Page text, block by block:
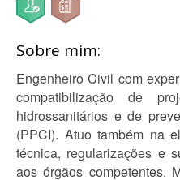
Sobre mim:
Engenheiro Civil com
compatibilização de
hidrossanitários e de
(PPCI). Atuo também na
técnica, regularizações e
aos órgãos competentes.